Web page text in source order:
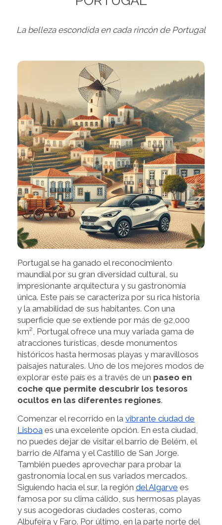
La belleza escondida en cada rincón de Portugal
Portugal se ha ganado el reconocimiento
maundial por su gran diversidad cultural, su
impresionante arquitectura y su gastronomía
única. Este país se caracteriza por su rica historia
y la amabilidad de sus habitantes. Con una
superficie que se extiende por más de 92,000
km², Portugal ofrece una muy variada gama de
atracciones turísticas, desde monumentos
históricos hasta hermosas playas y maravillosos
paisajes naturales. Uno de los mejores modos de
explorar este país es a través de un paseo en
coche que permite descubrir los tesoros
ocultos en las diferentes regiones.
Comenzar el recorrido en la vibrante ciudad de
Lisboa es una excelente opción. En esta ciudad,
no puedes dejar de visitar el barrio de Belém, el
barrio de Alfama y el Castillo de San Jorge.
También puedes aprovechar para probar la
gastronomía local en sus variados mercados.
Siguiendo hacia el sur, la región del Algarve es
famosa por su clima cálido, sus hermosas playas
y sus acogedoras ciudades costeras, como
Albufeira y Faro. Por último, en la parte norte del